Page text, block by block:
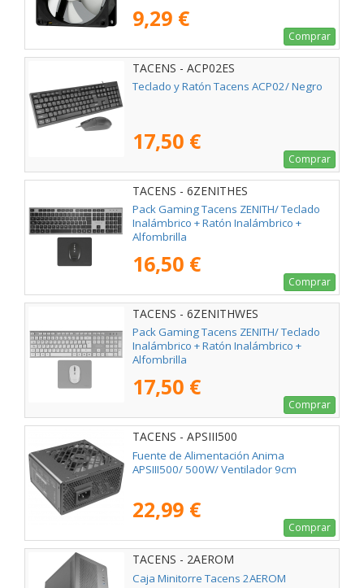
9,29 €
Comprar
TACENS - ACP02ES
Teclado y Ratón Tacens ACP02/ Negro
17,50 €
Comprar
TACENS - 6ZENITHES
Pack Gaming Tacens ZENITH/ Teclado
Inalámbrico + Ratón Inalámbrico +
Alfombrilla
16,50 €
Comprar
TACENS - 6ZENITHWES
Pack Gaming Tacens ZENITH/ Teclado
Inalámbrico + Ratón Inalámbrico +
Alfombrilla
17,50 €
Comprar
TACENS - APSIII500
Fuente de Alimentación Anima
APSIII500/ 500W/ Ventilador 9cm
22,99 €
Comprar
TACENS - 2AEROM
Caja Minitorre Tacens 2AEROM